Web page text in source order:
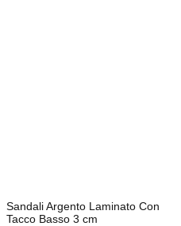
Sandali Argento Laminato Con
Tacco Basso 3 cm